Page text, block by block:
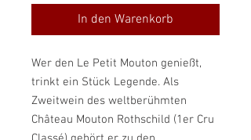
In den Warenkorb
Wer den Le Petit Mouton genießt,
trinkt ein Stück Legende. Als
Zweitwein des weltberühmten
Château Mouton Rothschild (1er Cru